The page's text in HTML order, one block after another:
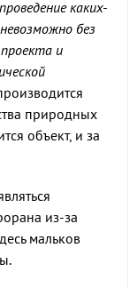
каких-
без
и
природных
объект, и за
из-за
мальков